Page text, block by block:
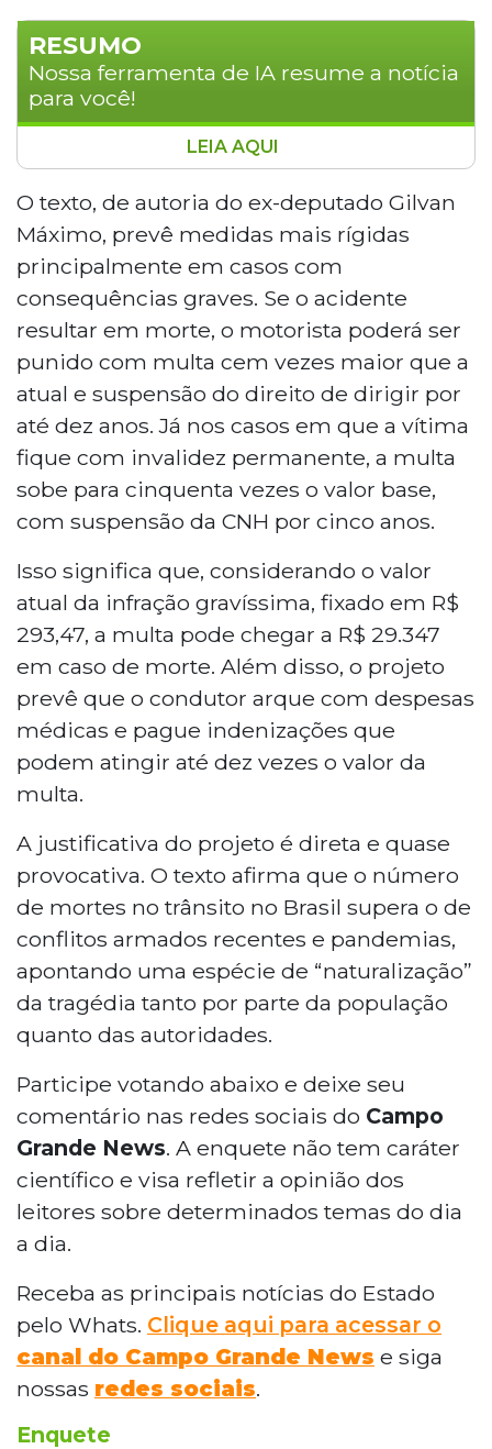
RESUMO
Nossa ferramenta de IA resume a notícia
para você!
Projeto de lei propõe aumentar as
penalidades para motoristas que
causarem acidentes sob efeito de álcool.
Se aprovada, a multa em caso de morte
pode chegar a R$ 29.347, cem vezes o
valor atual, com suspensão da CNH por
dez anos. Em casos de invalidez
permanente, a multa sobe cinquenta
vezes, com suspensão de cinco anos. O
projeto também prevê pagamento de
despesas médicas e indenizações.
LEIA AQUI
O texto, de autoria do ex-deputado Gilvan
Máximo, prevê medidas mais rígidas
principalmente em casos com
consequências graves. Se o acidente
resultar em morte, o motorista poderá ser
punido com multa cem vezes maior que a
atual e suspensão do direito de dirigir por
até dez anos. Já nos casos em que a vítima
fique com invalidez permanente, a multa
sobe para cinquenta vezes o valor base,
com suspensão da CNH por cinco anos.
Isso significa que, considerando o valor
atual da infração gravíssima, fixado em R$
293,47, a multa pode chegar a R$ 29.347
em caso de morte. Além disso, o projeto
prevê que o condutor arque com despesas
médicas e pague indenizações que
podem atingir até dez vezes o valor da
multa.
A justificativa do projeto é direta e quase
provocativa. O texto afirma que o número
de mortes no trânsito no Brasil supera o de
conflitos armados recentes e pandemias,
apontando uma espécie de “naturalização”
da tragédia tanto por parte da população
quanto das autoridades.
Participe votando abaixo e deixe seu
comentário nas redes sociais do Campo
Grande News. A enquete não tem caráter
científico e visa refletir a opinião dos
leitores sobre determinados temas do dia
a dia.
Receba as principais notícias do Estado
pelo Whats. Clique aqui para acessar o
canal do Campo Grande News e siga
nossas redes sociais.
Enquete